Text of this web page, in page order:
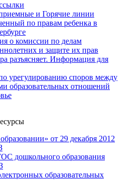
и Горячие линии
по правам ребенка в
о комиссии по делам
и защите их прав
разъясняет. Информация для
урегулированию споров между
образовательных отношений
от 29 декабря 2012
дошкольного образования
образовательных